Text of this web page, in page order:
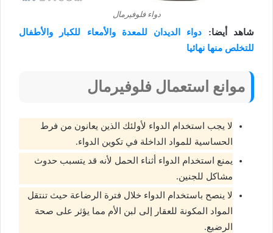
دواء فلوفيرمال
شاهد أيضا: دواء الديدان للمعدة والأمعاء للكبار والأطفال
للتخلص منها نهائيا
موانع استعمال فلوفيرمال
لا يجب استخدام الدواء لأولئك الذين يعانون من فرط
الحساسية للمواد الداخلة في تكوين الدواء.
يمنع استخدام الدواء أثناء الحمل لأنه قد يتسبب حدوث
مشاكل للجنين.
لا ينصح باستخدام الدواء خلال فترة الرضاعة حيث تنتقل
المواد المكونة للعقار إلى لبن الأم مما يؤثر على صحة
الرضيع.